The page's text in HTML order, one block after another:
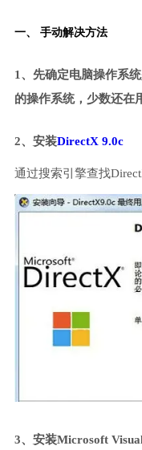
一、 手动解决方法
1、先确定电脑操作系
的操作系统，少数还在
2、安装DirectX 9.0c
通过搜索引擎查找
3、安装Microsoft